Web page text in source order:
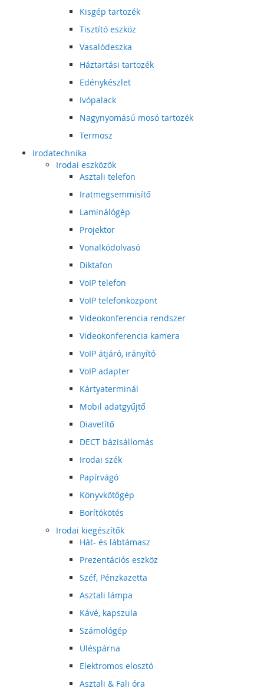
Kisgép tartozék
Tisztító eszköz
Vasalódeszka
Háztartási tartozék
Edénykészlet
Ivópalack
Nagynyomású mosó tartozék
Termosz
Irodatechnika
Irodai eszközök
Asztali telefon
Iratmegsemmisítő
Laminálógép
Projektor
Vonalkódolvasó
Diktafon
VoIP telefon
VoIP telefonközpont
Videokonferencia rendszer
Videokonferencia kamera
VoIP átjáró, irányító
VoIP adapter
Kártyaterminál
Mobil adatgyűjtő
Diavetítő
DECT bázisállomás
Irodai szék
Papírvágó
Könyvkötőgép
Borítókötés
Irodai kiegészítők
Hát- és lábtámasz
Prezentációs eszköz
Széf, Pénzkazetta
Asztali lámpa
Kávé, kapszula
Számológép
Üléspárna
Elektromos elosztó
Asztali & Fali óra